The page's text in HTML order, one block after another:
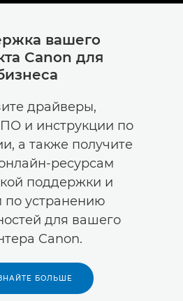
вашего
Canon для
драйверы,
и инструкции по
а также получите
ресурсам
поддержки и
по устранению
для вашего
Canon.
БОЛЬШЕ